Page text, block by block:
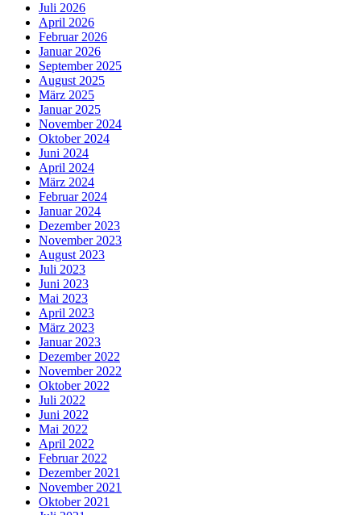
Juli 2026
April 2026
Februar 2026
Januar 2026
September 2025
August 2025
März 2025
Januar 2025
November 2024
Oktober 2024
Juni 2024
April 2024
März 2024
Februar 2024
Januar 2024
Dezember 2023
November 2023
August 2023
Juli 2023
Juni 2023
Mai 2023
April 2023
März 2023
Januar 2023
Dezember 2022
November 2022
Oktober 2022
Juli 2022
Juni 2022
Mai 2022
April 2022
Februar 2022
Dezember 2021
November 2021
Oktober 2021